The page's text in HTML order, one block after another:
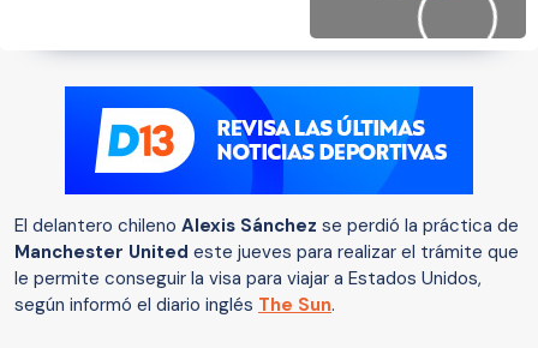
El delantero chileno Alexis Sánchez se perdió la práctica de
Manchester United este jueves para realizar el trámite que
le permite conseguir la visa para viajar a Estados Unidos,
según informó el diario inglés The Sun.